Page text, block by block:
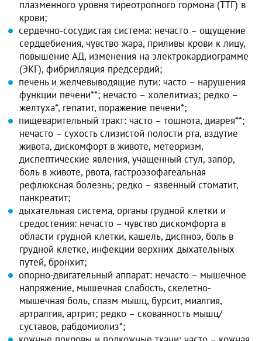
плазменного уровня тиреотропного гормона (ТТГ) в
крови;
сердечно-сосудистая система: нечасто – ощущение
сердцебиения, чувство жара, приливы крови к лицу,
повышение АД, изменения на электрокардиограмме
(ЭКГ), фибрилляция предсердий;
печень и желчевыводящие пути: часто – нарушения
функции печени**; нечасто – холелитиаз; редко –
желтуха*, гепатит, поражение печени*;
пищеварительный тракт: часто – тошнота, диарея**;
нечасто – сухость слизистой полости рта, вздутие
живота, дискомфорт в животе, метеоризм,
диспептические явления, учащенный стул, запор,
боль в животе, рвота, гастроэзофагеальная
рефлюксная болезнь; редко – язвенный стоматит,
панкреатит;
дыхательная система, органы грудной клетки и
средостения: нечасто – чувство дискомфорта в
области грудной клетки, кашель, диспноэ, боль в
грудной клетке, инфекции верхних дыхательных
путей, бронхит;
опорно-двигательный аппарат: нечасто – мышечное
напряжение, мышечная слабость, скелетно-
мышечная боль, спазм мышц, бурсит, миалгия,
артралгия, артрит; редко – скованность мышц/
суставов, рабдомиолиз*;